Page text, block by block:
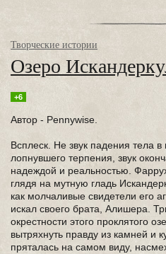
Творческие истории
Озеро
+6
Автор - Pennywise.
Всплеск. Не звук падения тела в
лопнувшего терпения, звук
надеждой и реальностью.
глядя на мутную гладь
как молчаливые свидетели его
искал своего брата, Алишера.
окрестности этого проклятого
вытряхнуть правду из камней и
пряталась на самом виду,